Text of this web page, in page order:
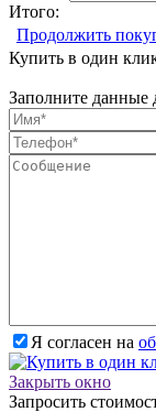
Итого:
Продолжить
Купить в один
Заполните данные
Я согласен на
Закрыть окно
Запросить